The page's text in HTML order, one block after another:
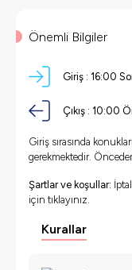
Önemli Bilgiler
Giriş : 16:00
Çıkış : 10:00
Giriş sırasında
gerekmektedir.
Şartlar ve koşullar:
için tıklayınız.
Kurallar